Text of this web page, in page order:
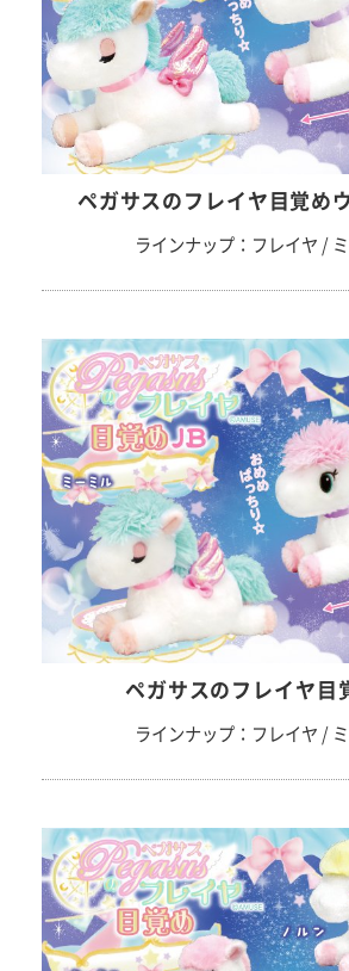
ペガサスのフレイヤ目覚め
ラインナップ：フレイヤ /
ペガサスのフレイヤ目
ラインナップ：フレイヤ /